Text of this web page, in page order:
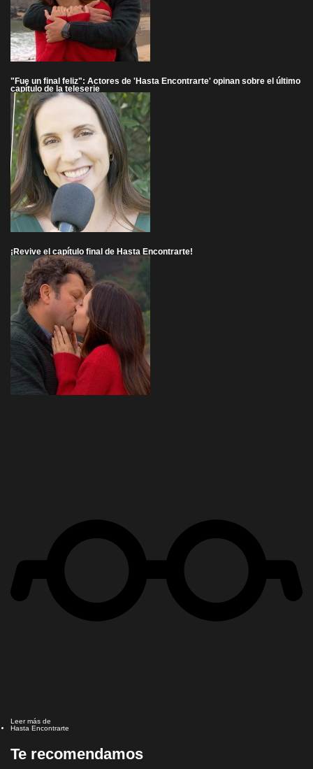
"Fue un final feliz": Actores de 'Hasta Encontrarte' opinan sobre el último
capítulo de la teleserie
¡Revive el capítulo final de Hasta Encontrarte!
Leer más de
Hasta Encontrarte
Te recomendamos